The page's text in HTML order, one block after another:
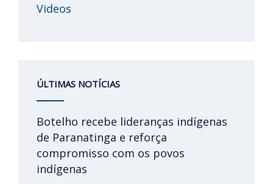
Videos
ÚLTIMAS NOTÍCIAS
Botelho recebe lideranças indígenas
de Paranatinga e reforça
compromisso com os povos
indígenas